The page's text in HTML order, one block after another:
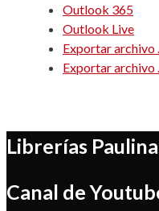
Outlook 365
Outlook Live
Exportar archivo
Exportar archivo
Librerías
Canal de